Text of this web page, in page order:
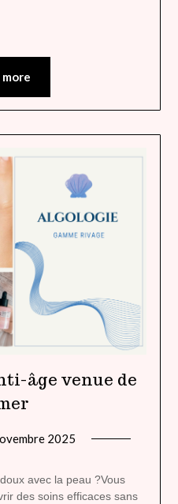
more
âge venue de
2025
heavenly
avec la peau ?Vous
des soins efficaces sans